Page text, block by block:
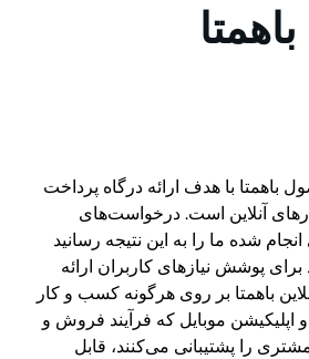
باهمتا
باهمتا با هدف ارائه درگاه پرداخت
آنلاین است. درخواست‌های
شده ما را به این نتیجه رسانید
پوشش نیاز‌های کاربران ارائه
باهمتا بر روی هرگونه کسب و کار
و اپلیکیشن موبایل که فرآیند فروش و
را پشتیبانی می‌کنند، قابل